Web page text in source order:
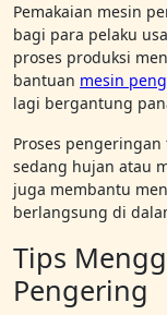
Pemakaian mesin
bagi para pelaku
proses produksi
bantuan mesin
lagi bergantung
Proses
sedang hujan atau
juga membantu
berlangsung di
Tips
Pengering